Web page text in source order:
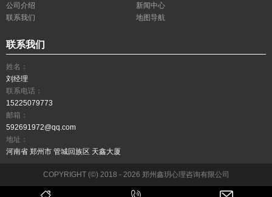
公司介绍
新闻中心
联系我们
地图导航
联系我们
姓名：
刘经理
联系电话：
15225079773
邮箱：
592691972@qq.com
地址：
河南省 郑州市 管城回族区 天鑫大厦
COPYRIGHT (©) 2018 - 2026 郑州鑫玥心理咨询有限公司